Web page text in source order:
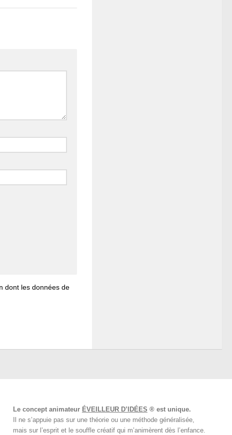
dont les données de
Le concept animateur ÉVEILLEUR D’IDÉES ® est unique.
Il ne s’appuie pas sur une théorie ou une méthode généralisée,
mais sur l’esprit et le souffle créatif qui m’animèrent dès l’enfance.